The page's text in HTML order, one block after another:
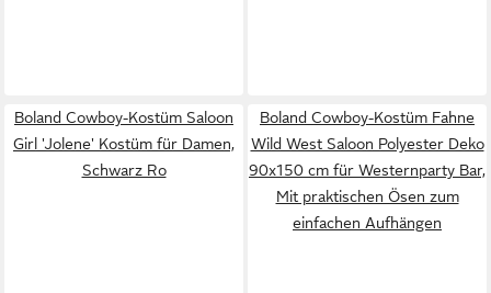
Boland Cowboy-Kostüm Saloon
Girl 'Jolene' Kostüm für Damen,
Schwarz Ro
Boland Cowboy-Kostüm Fahne
Wild West Saloon Polyester Deko
90x150 cm für Westernparty Bar,
Mit praktischen Ösen zum
einfachen Aufhängen